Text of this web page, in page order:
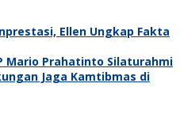
Ellen Ungkap Fakta
Mario Prahatinto Silaturahmi
Jaga Kamtibmas di